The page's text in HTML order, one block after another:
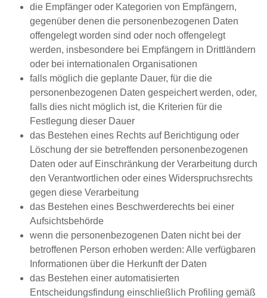
die Empfänger oder Kategorien von Empfängern,
gegenüber denen die personenbezogenen Daten
offengelegt worden sind oder noch offengelegt
werden, insbesondere bei Empfängern in Drittländern
oder bei internationalen Organisationen
falls möglich die geplante Dauer, für die die
personenbezogenen Daten gespeichert werden, oder,
falls dies nicht möglich ist, die Kriterien für die
Festlegung dieser Dauer
das Bestehen eines Rechts auf Berichtigung oder
Löschung der sie betreffenden personenbezogenen
Daten oder auf Einschränkung der Verarbeitung durch
den Verantwortlichen oder eines Widerspruchsrechts
gegen diese Verarbeitung
das Bestehen eines Beschwerderechts bei einer
Aufsichtsbehörde
wenn die personenbezogenen Daten nicht bei der
betroffenen Person erhoben werden: Alle verfügbaren
Informationen über die Herkunft der Daten
das Bestehen einer automatisierten
Entscheidungsfindung einschließlich Profiling gemäß